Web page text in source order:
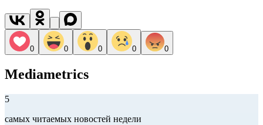
0 0 0 0 0
Mediametrics
5
самых читаемых новостей недели